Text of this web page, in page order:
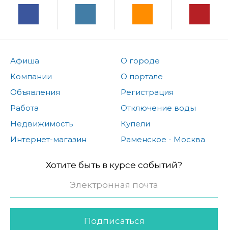
Афиша
Компании
Объявления
Работа
Недвижимость
Интернет-магазин
О городе
О портале
Регистрация
Отключение воды
Купели
Раменское - Москва
Хотите быть в курсе событий?
Подписаться